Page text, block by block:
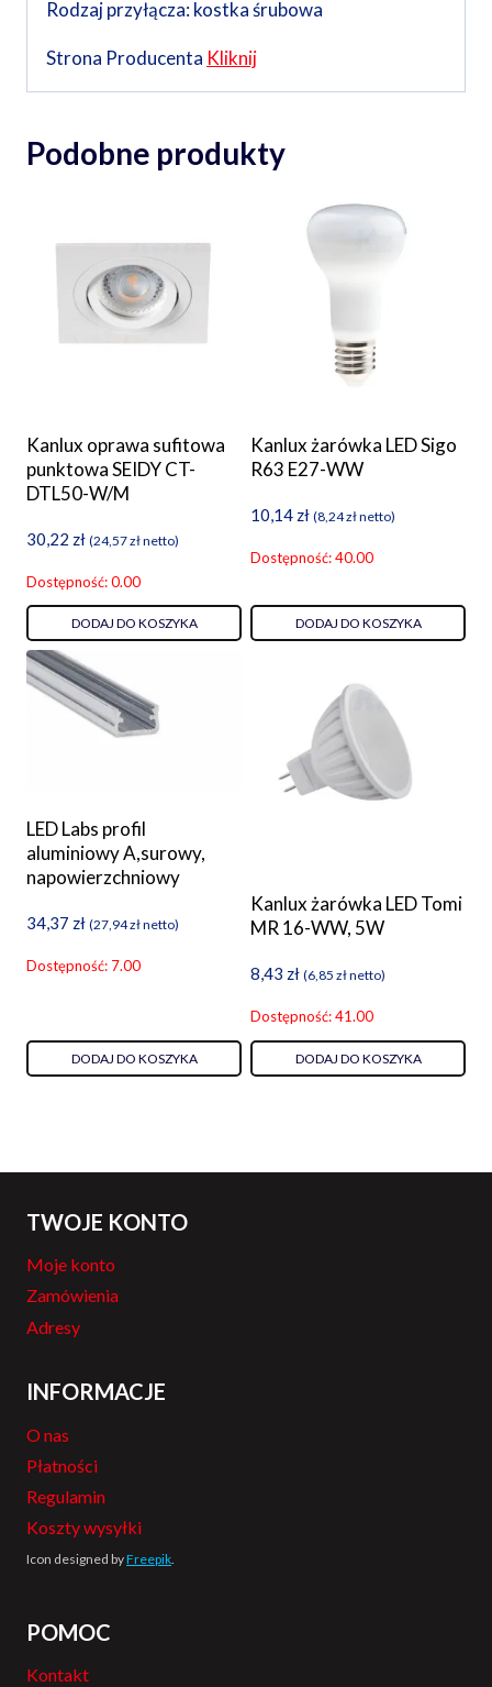
Rodzaj przyłącza: kostka śrubowa
Strona Producenta Kliknij
Podobne produkty
Kanlux oprawa sufitowa
punktowa SEIDY CT-
DTL50-W/M
30,22 zł (24,57złnetto)
Dostępność: 0.00
DODAJ DO KOSZYKA
Kanlux żarówka LED Sigo
R63 E27-WW
10,14 zł (8,24złnetto)
Dostępność: 40.00
DODAJ DO KOSZYKA
LED Labs profil
aluminiowy A,surowy,
napowierzchniowy
34,37 zł (27,94złnetto)
Dostępność: 7.00
DODAJ DO KOSZYKA
Kanlux żarówka LED Tomi
MR 16-WW, 5W
8,43 zł (6,85 złnetto)
Dostępność: 41.00
DODAJ DO KOSZYKA
TWOJE KONTO
Moje konto
Zamówienia
Adresy
INFORMACJE
O nas
Płatności
Regulamin
Koszty wysyłki
Icon designed byFreepik
POMOC
Kontakt